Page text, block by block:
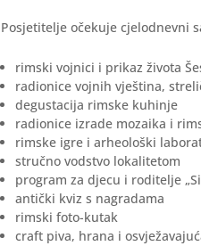
Posjetitelje očekuje cjelodnevni
rimski vojnici i prikaz života
radionice vojnih vještina,
degustacija rimske kuhinje
radionice izrade mozaika i
rimske igre i arheološki
stručno vodstvo lokalitetom
program za djecu i roditelje
antički kviz s nagradama
rimski foto-kutak
craft piva, hrana i